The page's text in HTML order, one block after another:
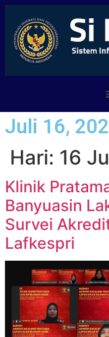
Juli 16,
Hari: 16
Klinik
Banyuasin
Survei
Lafkespri